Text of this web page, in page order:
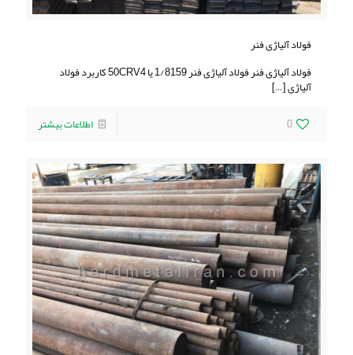
فولاد آلیاژی فنر
فولاد آلیاژی فنر فولاد آلیاژی فنر 1/8159 یا 50CRV4 کاربرد فولاد
آلیاژی[…]
0
اطلاعات بیشتر